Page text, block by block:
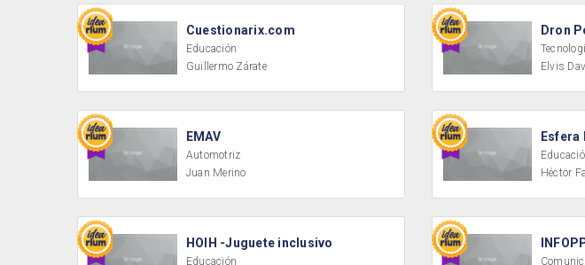
Cuestionarix.com
Educación
Guillermo Zárate
Dron
Elvis
EMAV
Automotriz
Juan Merino
Esfera
Héctor
HOIH -Juguete inclusivo
Educación